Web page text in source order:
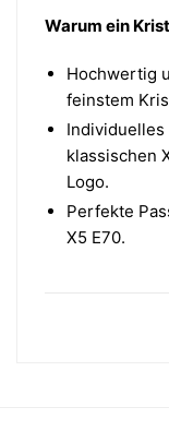
Warum ein
Hochwertig
feinstem
Individuelles
klassischen
Logo.
Perfekte
X5 E70.